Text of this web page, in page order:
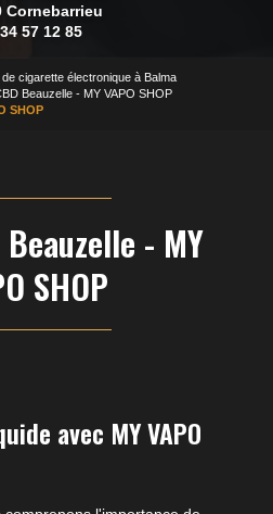
Cornebarrieu
57 12 85
cigarette électronique à Balma
Beauzelle - MY VAPO SHOP
SHOP
- MY
SHOP
avec MY VAPO